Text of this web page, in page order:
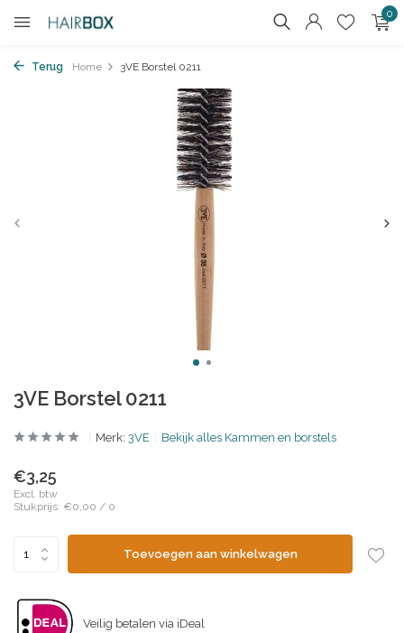
0
Terug Home 3VE Borstel 0211
3VE Borstel 0211
Merk: 3VE Bekijk alles Kammen en borstels
€3,25
Excl. btw
Stukprijs: €0,00 / 0
Toevoegen aan winkelwagen
Veilig betalen via iDeal